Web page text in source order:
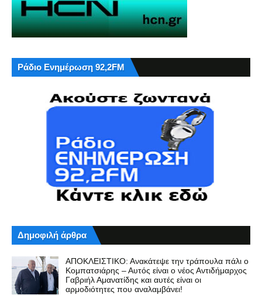
Ράδιο Ενημέρωση 92,2FM
Δημοφιλή άρθρα
ΑΠΟΚΛΕΙΣΤΙΚΟ: Ανακάτεψε την τράπουλα πάλι ο
Κομπατσιάρης – Αυτός είναι ο νέος Αντιδήμαρχος
Γαβριήλ Αμανατίδης και αυτές είναι οι
αρμοδιότητες που αναλαμβάνει!